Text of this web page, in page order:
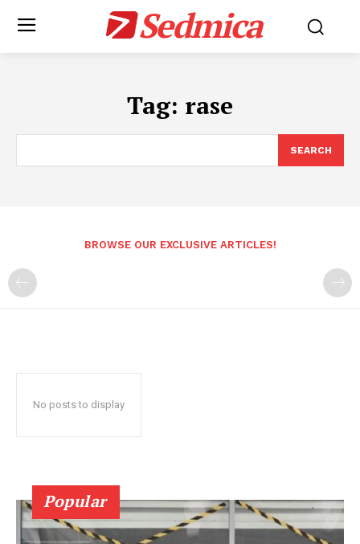
Sedmica
Tag: rase
SEARCH
BROWSE OUR EXCLUSIVE ARTICLES!
No posts to display
Popular